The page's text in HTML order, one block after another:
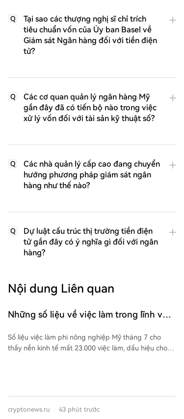
Q
Tại sao các thượng nghị sĩ chỉ trích
tiêu chuẩn vốn của Ủy ban Basel về
Giám sát Ngân hàng đối với tiền điện
tử?
Q
Các cơ quan quản lý ngân hàng Mỹ
gần đây đã có tiến bộ nào trong việc
xử lý vốn đối với tài sản kỹ thuật số?
Q
Các nhà quản lý cấp cao đang chuyển
hướng phương pháp giám sát ngân
hàng như thế nào?
Q
Dự luật cấu trúc thị trường tiền điện
tử gần đây có ý nghĩa gì đối với ngân
hàng?
Nội dung Liên quan
Những số liệu về việc làm trong lĩnh vực
người gần gũi nhất với Cục Dự trữ Liên
bang!
Số liệu việc làm phi nông nghiệp Mỹ tháng 7 cho
thấy nền kinh tế mất 23.000 việc làm, dấu hiệu cho
làm tháng 7 sẽ là thách thức đối với Cục Dự trữ Liên
cryptonews.ru 43 phút trước